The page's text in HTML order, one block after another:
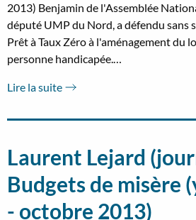
2013) Benjamin de l'Assemblée
député UMP du Nord, a défendu sans
Prêt à Taux Zéro à l'aménagement du
personne handicapée.…
Lire la suite
Laurent Lejard
Budgets de misère
- octobre 2013)